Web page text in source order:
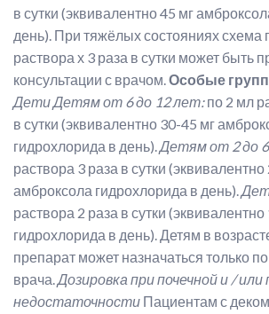
в сутки (эквивалентно 45 мг
день). При тяжёлых состояниях схема
раствора х 3 раза в сутки может быть
консультации с врачом.Особые
ДетиДетям от 6 до 12 лет:по 2 мл
в сутки (эквивалентно 30-45 мг
гидрохлорида в день).Детям от 2 до
раствора 3 раза в сутки (эквивалентно
амброксола гидрохлорида в день).
раствора 2 раза в сутки
гидрохлорида в день). Детям в
препарат может назначаться только
врача.Дозировка при почечной и / или
недостаточности Пациентам с